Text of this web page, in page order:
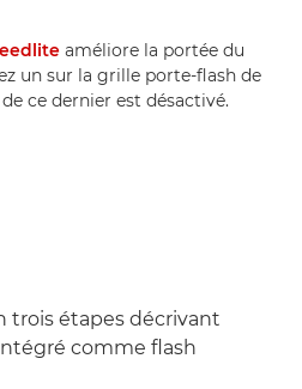
améliore la portée du
un sur la grille porte-flash de
ce dernier est désactivé.
trois étapes décrivant
comme flash